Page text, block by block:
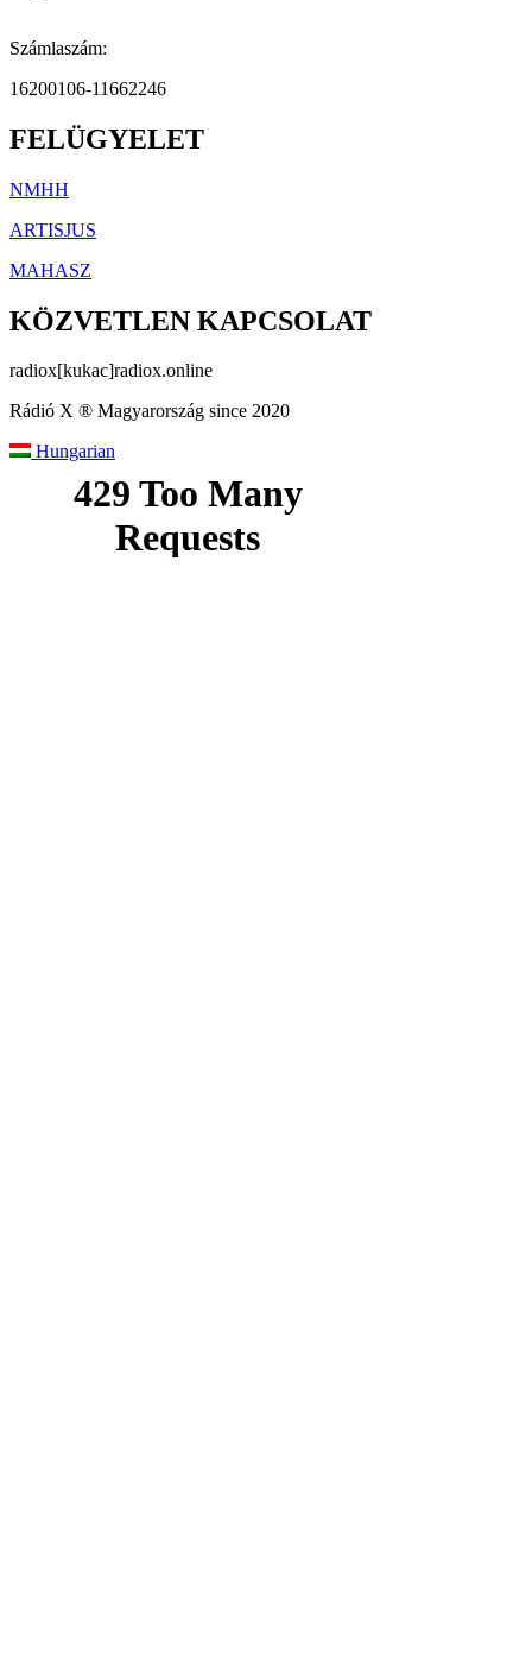
Számlaszám:
16200106-11662246
FELÜGYELET
NMHH
ARTISJUS
MAHASZ
KÖZVETLEN KAPCSOLAT
radiox[kukac]radiox.online
Rádió X ® Magyarország since 2020
Hungarian